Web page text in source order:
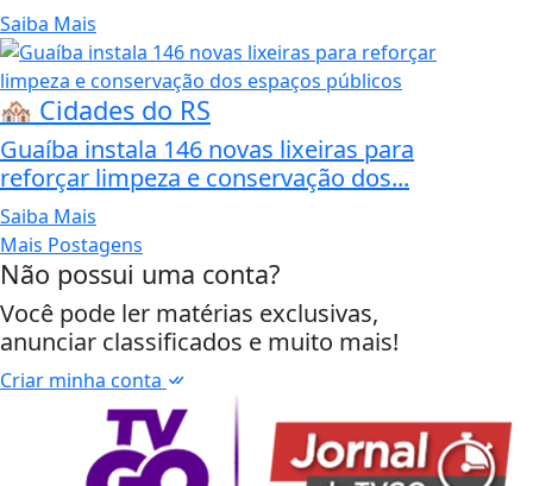
Saiba Mais
🏘️ Cidades do RS
Guaíba instala 146 novas lixeiras para
reforçar limpeza e conservação dos...
Saiba Mais
Mais Postagens
Não possui uma conta?
Você pode ler matérias exclusivas,
anunciar classificados e muito mais!
Criar minha conta